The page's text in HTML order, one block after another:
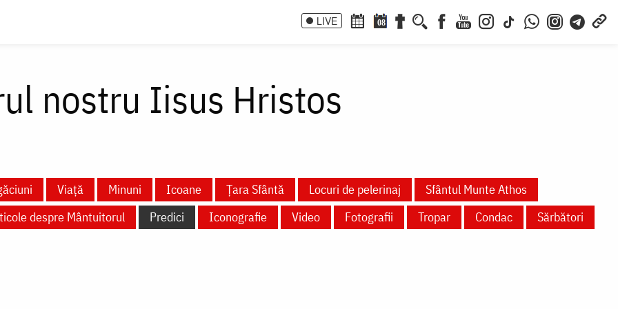
LIVE 08
nostru Iisus Hristos
Viață Minuni Icoane Țara Sfântă Locuri de pelerinaj
Sfântul Munte Athos
despre Mântuitorul Predici Iconografie Video Fotografii Tropar Condac
Sărbători